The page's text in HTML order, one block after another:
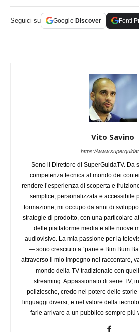
Seguici su Google Discover Fonti
Vito Savino
https://
Sono il Direttore di SuperGuidaTV. Da
competenza tecnica al mondo dei
rendere l’esperienza di scoperta e
semplice, personalizzata e accessibile
formazione, mi occupo da anni di
strategie di prodotto, con una particolare
delle piattaforme media e alle nuove
audiovisivo. La mia passione per la
— sono cresciuto a “pane e Bim Bum
attraverso il mio impegno nel raccontare,
mondo della TV tradizionale con
streaming. Appassionato di serie TV,
poliziesche, credo nel potere delle
linguaggi diversi, e nel valore della
farle arrivare a un pubblico sempre più